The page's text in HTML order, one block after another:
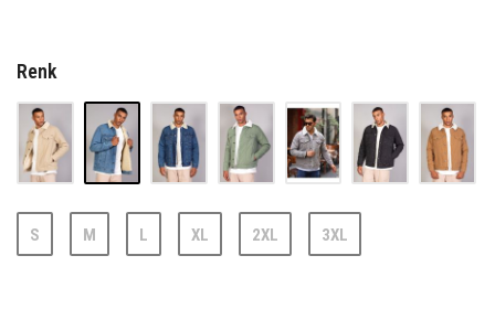
Renk
S M L XL 2XL 3XL